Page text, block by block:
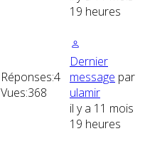
19 heures
Réponses:4
Vues:368
Dernier
message par
ulamir
il y a 11 mois
19 heures